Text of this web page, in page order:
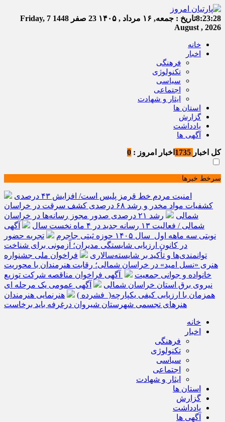
8:23:29تاریخ : جمعه, ۱۶ مرداد , ۱۴۰۵ 23 صفر 1448
Friday, 7
August , 2026
خانه
اخبار
فرهنگی
تکنولوژی
سیاسی
اجتماعی
ایثار و شهادت
استان ها
گزارش
یادداشت
آگهی ها
کل اخبار اخبار امروز : 0
سرخط خبرها
امنیت مردم خط قرمز پلیس است/ افزایش ۴۳ درصدی
کشفیات مواد مخدر و رشد ۶۸ درصدی کشف سرقت در خراسان
شمالی
رشد ۲۱ درصدی صدور مجوز رسانه‌ها در خراسان
شمالی / فعالیت ۱۳ رسانه جدید در ۴ ماه نخست سال
آگهی
نوبتی سه ماهه اول سال ۱۴۰۵ حوزه ثبتی جاجرم
تجربه حضور
در کانون ارزیابی شایستگی مدیران؛ آزمونی برای شناخت
توانمندی‌ها و تأکید بر شایسته‌سالاری
فراخوان ملی جشنواره
هنری «نسل امید» در خراسان شمالی؛ رقابت هنرمندان با محوریت
خانواده و جوانی جمعیت
آگهی فراخوان مناقصه شرکت توزیع
نیروی برق استان خراسان شمالی
آگهی عمومی یک مرحله ای
همزمان با ارزیابی کیفی یکپارچه( فشرده )
هنرنمایی هنرمندان
هنرهای تجسمی شهرستان شیروان درغرفه باید برخاست
خانه
اخبار
فرهنگی
تکنولوژی
سیاسی
اجتماعی
ایثار و شهادت
استان ها
گزارش
یادداشت
آگهی ها